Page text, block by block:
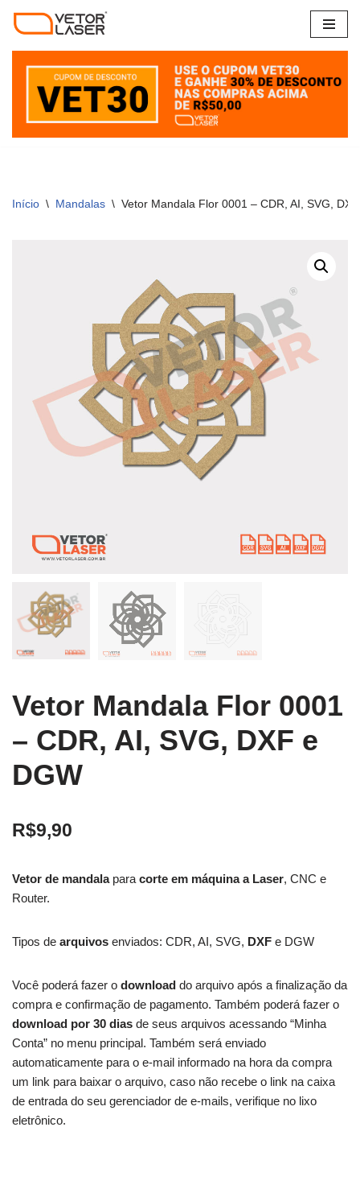
para
conteúdo
Início \ Mandalas \ Vetor Mandala Flor 0001 – CDR, AI, SVG,
Vetor Mandala Flor 0001
– CDR, AI, SVG, DXF e
DGW
R$9,90
Vetor de mandalapara corte em máquina a Laser, CNC e
Router.
Tipos de arquivos enviados: CDR, AI, SVG, DXF e DGW
Você poderá fazer o download do arquivo após a finalização da
compra e confirmação de pagamento. Também poderá fazer o
download por 30 dias de seus arquivos acessando “Minha
Conta” no menu principal. Também será enviado
automaticamente para o e-mail informado na hora da compra
um link para baixar o arquivo, caso não recebe o link na caixa
de entrada do seu gerenciador de e-mails, verifique no lixo
eletrônico.